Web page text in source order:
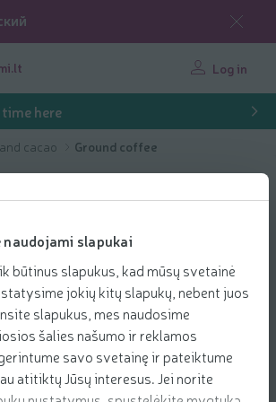
slapukai
būtinus slapukus, kad mūsų svetainė
jokių kitų slapukų, nebent juos
slapukus, mes naudosime
šalies našumo ir reklamos
savo svetainę ir pateiktume
atitiktų Jūsų interesus. Jei norite
Log in
here
cacao Ground coffee